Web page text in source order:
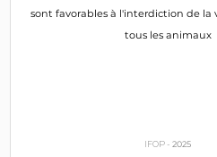
sont favorables à l'interdiction de la
tous les animaux
IFOP -2025